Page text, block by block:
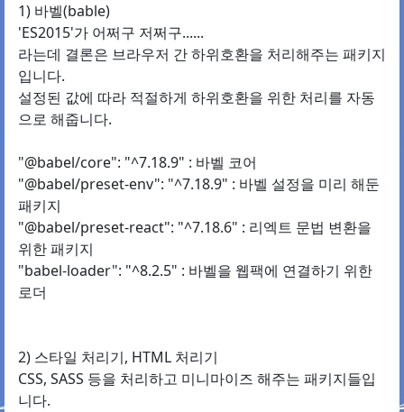
1) 바벨(bable)
'ES2015'가 어쩌구 저쩌구......
라는데 결론은 브라우저 간 하위호환을 처리해주는 패키지
입니다.
설정된 값에 따라 적절하게 하위호환을 위한 처리를 자동
으로 해줍니다.
"@babel/core": "^7.18.9" : 바벨 코어
"@babel/preset-env": "^7.18.9" : 바벨 설정을 미리 해둔
패키지
"@babel/preset-react": "^7.18.6" : 리엑트 문법 변환을
위한 패키지
"babel-loader": "^8.2.5" : 바벨을 웹팩에 연결하기 위한
로더
2) 스타일 처리기, HTML 처리기
CSS, SASS 등을 처리하고 미니마이즈 해주는 패키지들입
니다.